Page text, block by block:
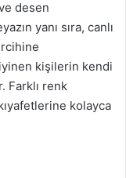
desen
yanı sıra, canlı
kişilerin kendi
Farklı renk
kolayca